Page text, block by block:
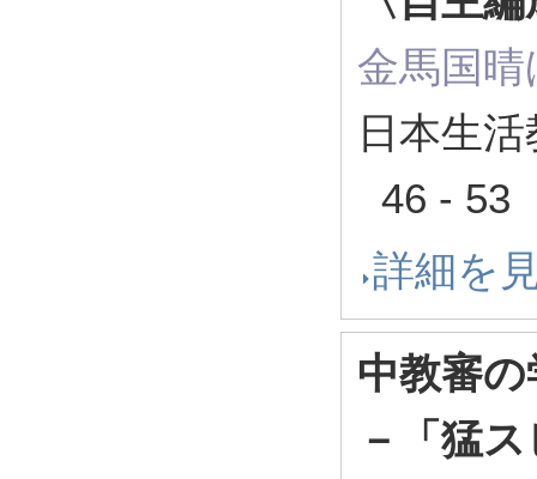
金馬国
日本生
46 - 53
詳細を
中教審
－「猛